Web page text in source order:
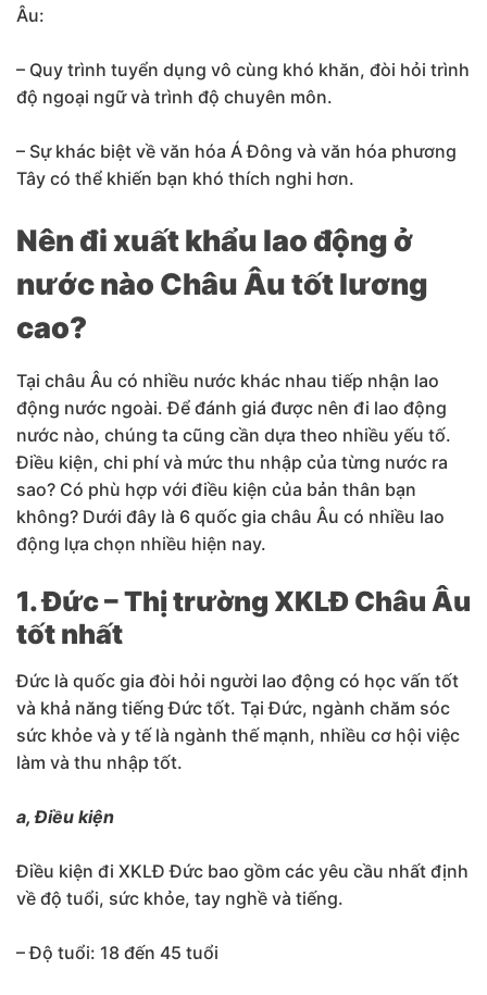
Âu:
– Quy trình tuyển dụng vô cùng khó khăn, đòi hỏi trình
độ ngoại ngữ và trình độ chuyên môn.
– Sự khác biệt về văn hóa Á Đông và văn hóa phương
Tây có thể khiến bạn khó thích nghi hơn.
Nên đi xuất khẩu lao động ở
nước nào Châu Âu tốt lương
cao?
Tại châu Âu có nhiều nước khác nhau tiếp nhận lao
động nước ngoài. Để đánh giá được nên đi lao động
nước nào, chúng ta cũng cần dựa theo nhiều yếu tố.
Điều kiện, chi phí và mức thu nhập của từng nước ra
sao? Có phù hợp với điều kiện của bản thân bạn
không? Dưới đây là 6 quốc gia châu Âu có nhiều lao
động lựa chọn nhiều hiện nay.
1. Đức – Thị trường XKLĐ Châu Âu
tốt nhất
Đức là quốc gia đòi hỏi người lao động có học vấn tốt
và khả năng tiếng Đức tốt. Tại Đức, ngành chăm sóc
sức khỏe và y tế là ngành thế mạnh, nhiều cơ hội việc
làm và thu nhập tốt.
a, Điều kiện
Điều kiện đi XKLĐ Đức bao gồm các yêu cầu nhất định
về độ tuổi, sức khỏe, tay nghề và tiếng.
– Độ tuổi: 18 đến 45 tuổi